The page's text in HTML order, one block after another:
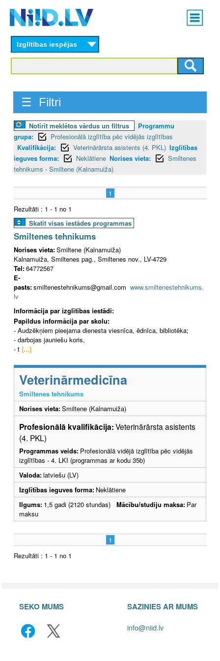
content
Main
menu
Izglītības iespējas
☰ Filtri
Notīrīt meklētos vārdus un filtrus
Programmu
grupa:
Profesionālā izglītība pēc vidējās izglītības
Kvalifikācija:
Veterinārārsta asistents (4. PKL) Izglītības
ieguves forma:
Neklātiene Norises vieta:
Smiltenes
tehnikums - Smiltene (Kalnamuiža)
1
Rezultāti : 1 - 1 no 1
Skatīt visas iestādes programmas
Smiltenes tehnikums
Norises vieta:Smiltene (Kalnamuiža)
Kalnamuiža, Smiltenes pag., Smiltenes nov., LV-4729
Tel:64772567
E-
pasts:smiltenestehnikums@gmail.com www.smiltenestehnikums.
lv
Informācija par izglītības iestādi:
Papildus informācija par skolu:
- Audzēkņiem pieejama dienesta viesnīca, ēdnīca, bibliotēka;
- darbojas jauniešu koris,
- t [...]
Veterinārmedicīna
Smiltenes tehnikums
Norises vieta:Smiltene (Kalnamuiža)
Profesionālā kvalifikācija:Veterinārārsta asistents
(4. PKL)
Programmas veids: Profesionālā vidējā izglītība pēc vidējās
izglītības - 4. LKI (programmas ar kodu 35b)
Valoda:latviešu (LV)
Izglītības ieguves forma: Neklātiene
Ilgums: 1,5 gadi (2120 stundas) Mācību/studiju maksa: Par
maksu
1
Rezultāti : 1 - 1 no 1
SEKO MUMS SAZINIES AR MUMS
info@niid.lv